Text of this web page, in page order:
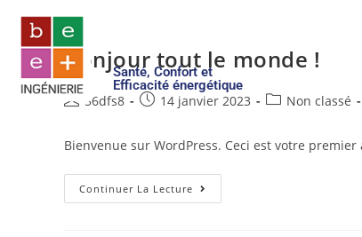
Santé, Confort et
Efficacité énergétique
Bonjour tout le monde !
56dfs8 14 janvier 2023 Non classé
Bienvenue sur WordPress. Ceci est votre
Continuer La Lecture